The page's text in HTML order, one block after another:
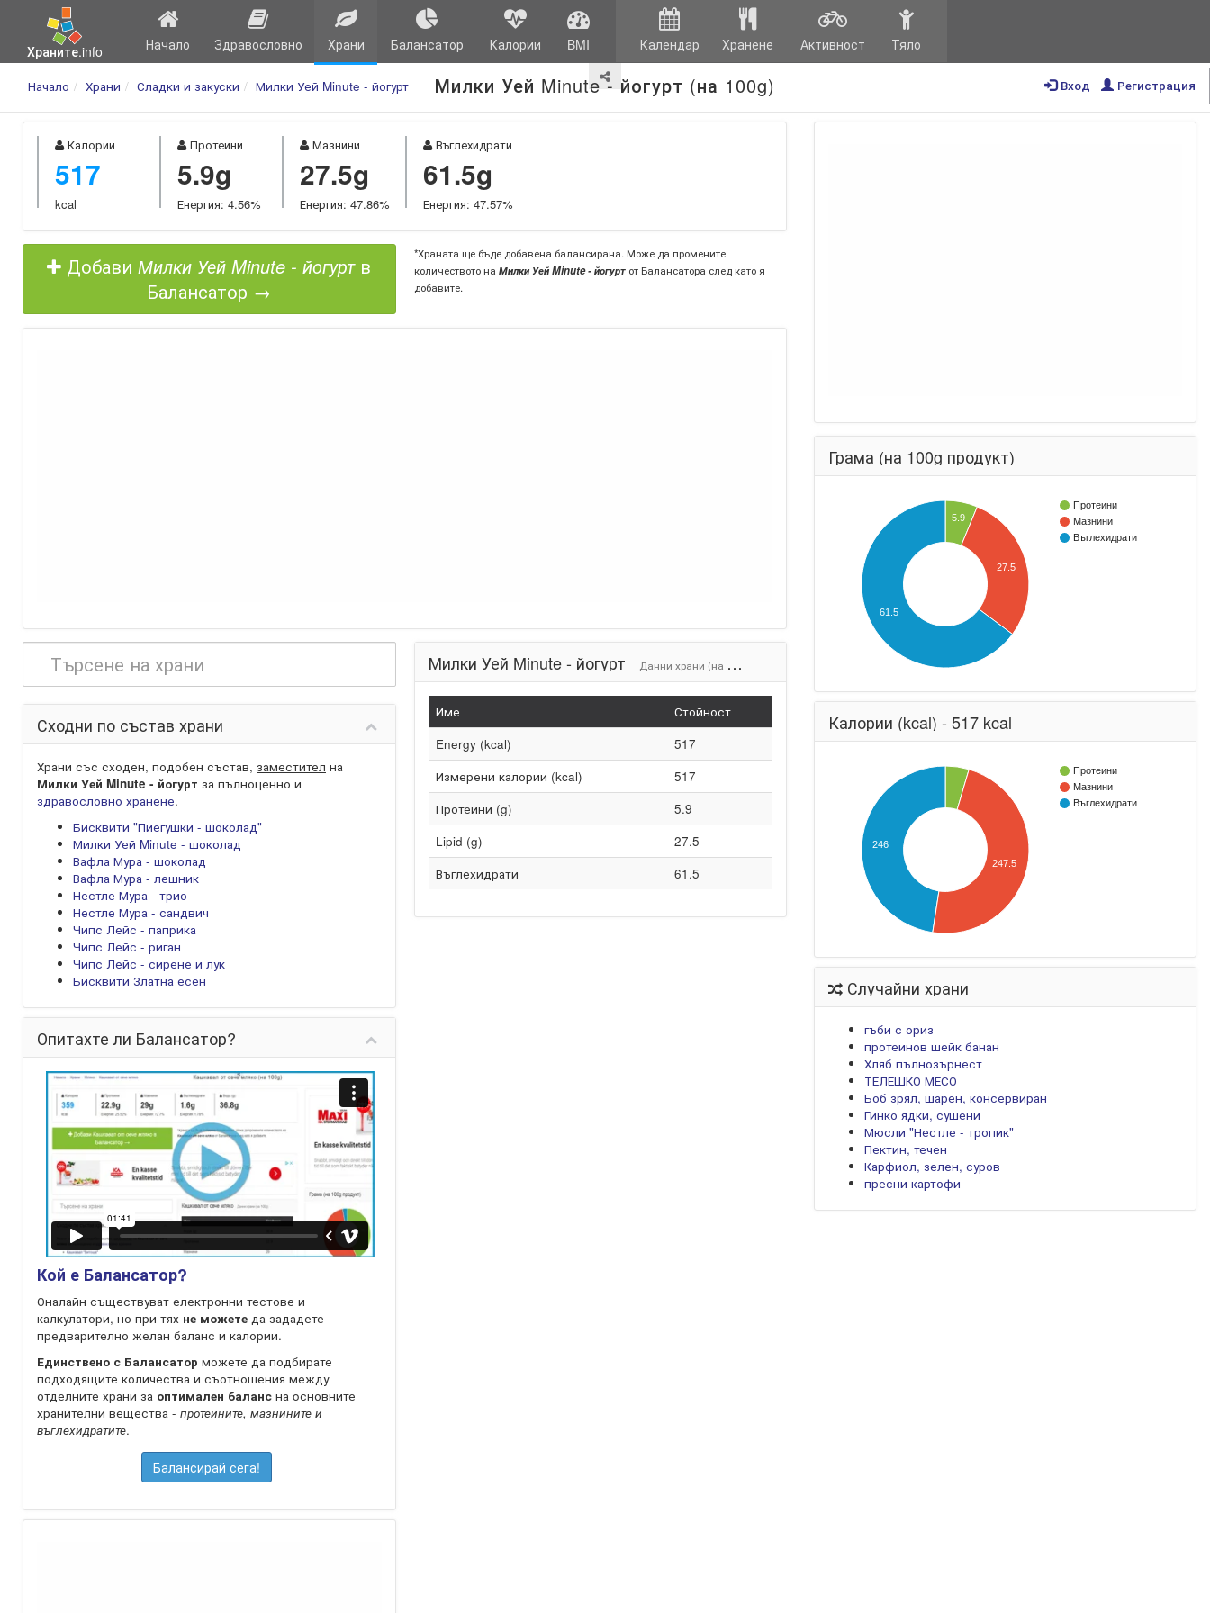
Храните.info Начало Здравословно Храни Балансатор Калории BMI Календар Хранене Активност Тяло
Милки Уей Minute - йогурт (на 100g)
Начало Храни Сладки и закуски Милки Уей Minute - йогурт Регистрация
Вход
Калории
517
kcal
Протеини
5.9g
Енергия: 4.56%
Мазнини
27.5g
Енергия: 47.86%
Въглехидрати
61.5g
Енергия: 47.57%
ДобавиМилки Уей Minute - йогуртв
Балансатор →
*Храната ще бъде добавена балансирана. Може да промените
количеството на Милки Уей Minute - йогуртот Балансатора след като я
добавите.
Сходни по състав храни
Храни със сходен, подобен състав, заместител на
Милки Уей Minute - йогурт за пълноценно и
здравословно хранене.
Бисквити "Пиегушки - шоколад"
Милки Уей Minute - шоколад
Вафла Мура - шоколад
Вафла Мура - лешник
Нестле Мура - трио
Нестле Мура - сандвич
Чипс Лейс - паприка
Чипс Лейс - риган
Чипс Лейс - сирене и лук
Бисквити Златна есен
Опитахте ли Балансатор?
Кой е Балансатор?
Оналайн съществуват електронни тестове и
калкулатори, но при тях не можете да зададете
предварително желан баланс и калории.
Единствено с Балансатор можете да подбирате
подходящите количества и съотношения между
отделните храни за оптимален баланс на oсновните
хранителни вещества - протеините, мазнините и
въглехидратите.
Балансирай сега!
Милки Уей Minute - йогурт Данни храни (на 100g)
Име
Стойност
Energy (kcal)
517
Измерени калории (kcal)
517
Протеини (g)
5.9
Lipid (g)
27.5
Въглехидрати
61.5
Грама (на 100g продукт)
Протеини
Мазнини
Въглехидрати
5.9
27.5
61.5
Калории (kcal) - 517 kcal
Протеини
Мазнини
Въглехидрати
246
247.5
Случайни храни
гъби с ориз
протеинов шейк банан
Хляб пълнозърнест
ТЕЛЕШКО МЕСО
Боб зрял, шарен, консервиран
Гинко ядки, сушени
Мюсли "Нестле - тропик"
Пектин, течен
Карфиол, зелен, суров
пресни картофи